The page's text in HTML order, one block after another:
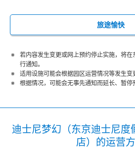
旅途愉快
若内容发生变更或网上预约停止实施，将
行通知。
适用设施可能会根据园区运营情况等发生变
根据情况，可能会无事先通知而延长、暂停
迪士尼梦幻（东京迪士尼度
店）的运营